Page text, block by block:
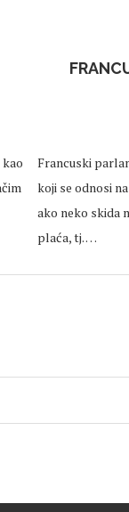
Francuski
koji se odnosi
ako neko skida
plaća, tj. …